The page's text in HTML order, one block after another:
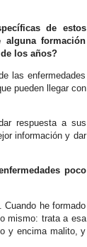
de estos
formación
los años?
las enfermedades
pueden llegar con
respuesta a sus
información y dar
poco
he formado
mismo: trata a esa
y encima malito, y